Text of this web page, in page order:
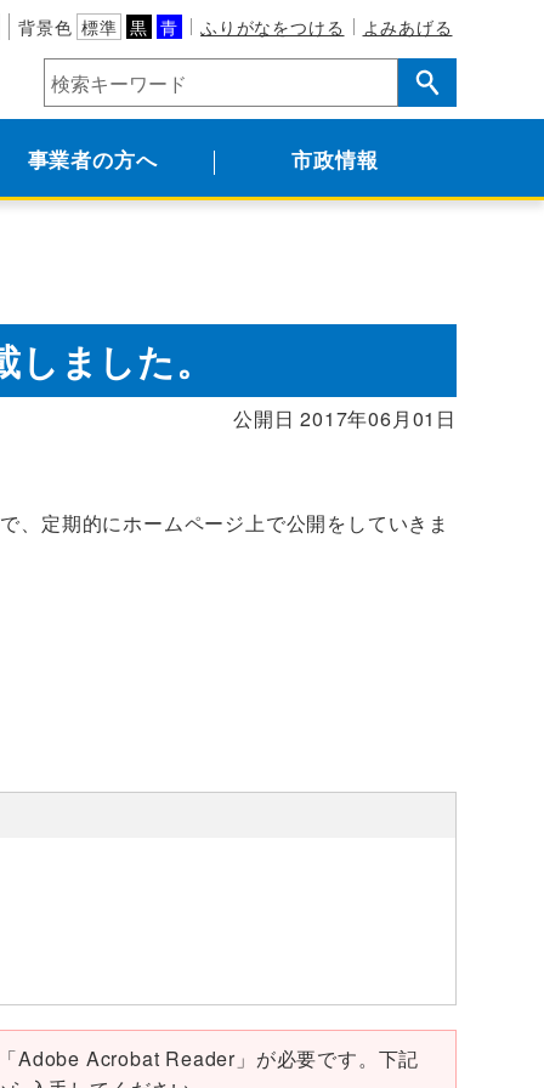
背景色 標準 黒 青 ふりがなをつける よみあげる
事業者の方へ 市政情報
ました。
公開日 2017年06月01日
、定期的にホームページ上で公開をしていきま
Adobe Acrobat Reader」が必要です。下記